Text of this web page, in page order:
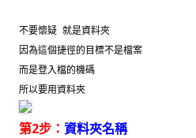
不要懷疑 就是資料夾
因為這個捷徑的目標不是檔案
而是登入檔的機碼
所以要用資料夾
第2步： 資料夾名稱